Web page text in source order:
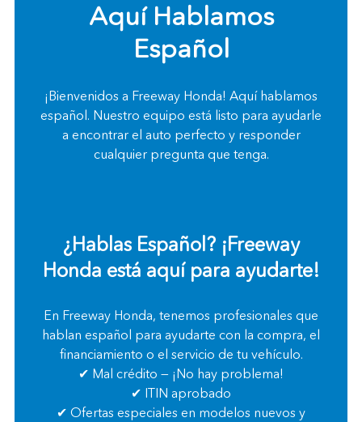
Aquí Hablamos
Español
¡Bienvenidos a Freeway Honda! Aquí hablamos
español. Nuestro equipo está listo para ayudarle
a encontrar el auto perfecto y responder
cualquier pregunta que tenga.
¿Hablas Español? ¡Freeway
Honda está aquí para ayudarte!
En Freeway Honda, tenemos profesionales que
hablan español para ayudarte con la compra, el
financiamiento o el servicio de tu vehículo.
✔ Mal crédito — ¡No hay problema!
✔ ITIN aprobado
✔ Ofertas especiales en modelos nuevos y